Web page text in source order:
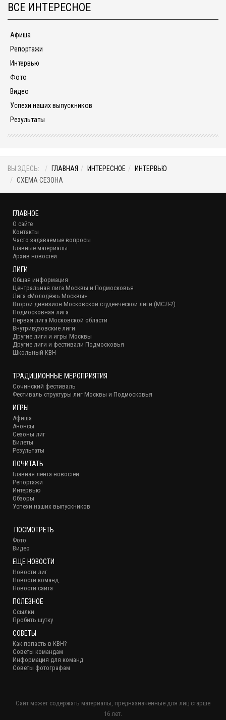
ВСЕ ИНТЕРЕСНОЕ
Афиша
Репортажи
Интервью
Фото
Видео
Успехи наших выпускников
Результаты
ВЫ ЗДЕСЬ: ГЛАВНАЯ ИНТЕРЕСНОЕ
ИНТЕРВЬЮ
СХЕМА СЕЗОНА
ГЛАВНОЕ
О сайте
Контакты
Часто задаваемые вопросы
Главные материалы
Архив новостей
ЛИГИ
Общая информация
Центральная лига Москвы и Подмосковья
Лига «Молодёжь Москвы»
Второй дивизион Московской студенческой лиги (МСЛ-2)
Подмосковная лига
Первая лига Московской области
Внутривузовские лиги
Другие лиги и игры Москвы
Другие лиги и фестивали Подмосковья
Школьный КВН
ТРАДИЦИОННЫЕ МЕРОПРИЯТИЯ
Сочинский фестиваль
Фестиваль структуры лиг Москвы и Подмосковья
ИГРЫ
Афиша
Анонсы
Сезоны лиг
Билеты
Результаты
ПОЧИТАТЬ
Главная лента новостей
Репортажи
Интервью
Обзоры
Успехи наших выпускников
ПОСМОТРЕТЬ
Фото
Видео
ЕЩЕ НОВОСТИ
Новости лиг
Новости команд
Новости сайта
ПОЛЕЗНОЕ
Ссылки
Пробить шутку
СОВЕТЫ
Как попасть в КВН?
Советы командам
Информация для команд
Советы фотографам
Сайт может содержать материалы, предназначенные для лиц старше
16 лет.